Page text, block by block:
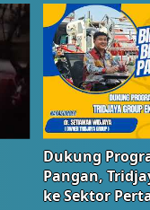
Dukung
Pangan,
ke Sektor